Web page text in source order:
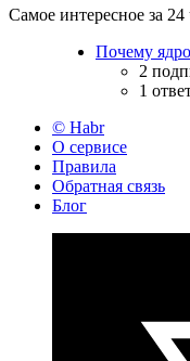
Самое интересное за 24
Почему ядро
2
1
© Habr
О сервисе
Правила
Обратная связь
Блог